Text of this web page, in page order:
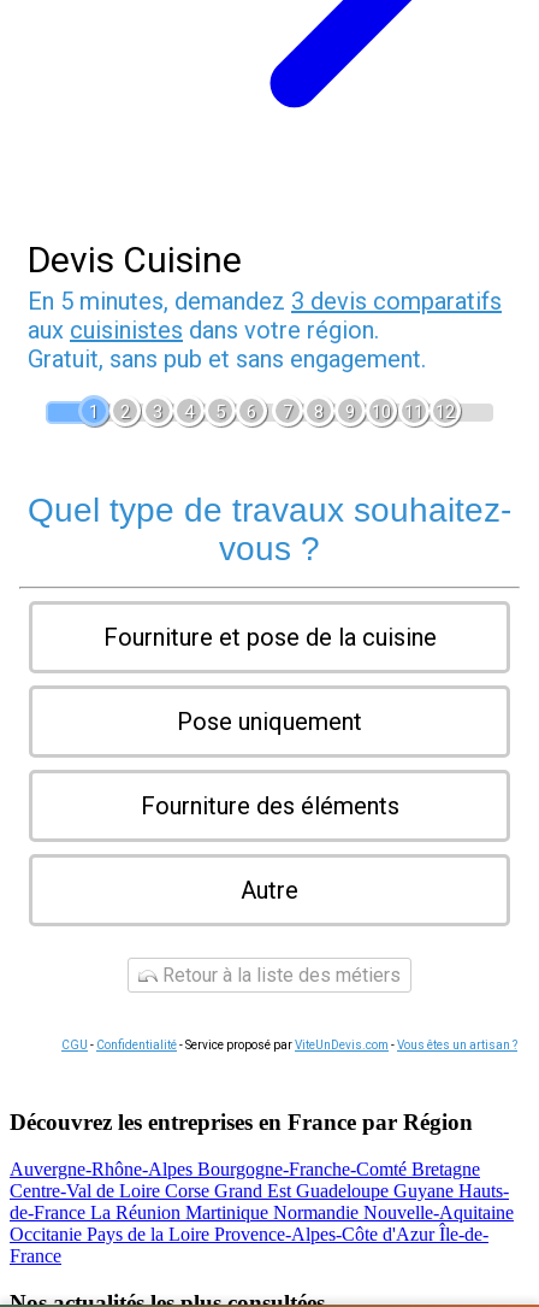
Devis Cuisine
En 5 minutes, demandez 3 devis comparatifs
aux cuisinistes dans votre région.
Gratuit, sans pub et sans engagement.
1 2 3 4 5 6 7 8 9 10 11 12
Quel type de travaux souhaitez-
vous ?
Fourniture et pose de la cuisine
Pose uniquement
Fourniture des éléments
Autre
Retour à la liste des métiers
CGU - Confidentialité- Service proposé parViteUnDevis.com -Vous êtes un artisan ?
Découvrez les entreprises en France par Région
Auvergne-Rhône-Alpes Bourgogne-Franche-Comté Bretagne
Centre-Val de Loire Corse Grand Est Guadeloupe Guyane Hauts-
de-France La Réunion Martinique Normandie Nouvelle-Aquitaine
Occitanie Pays de la Loire Provence-Alpes-Côte d'AzurÎle-de-
France